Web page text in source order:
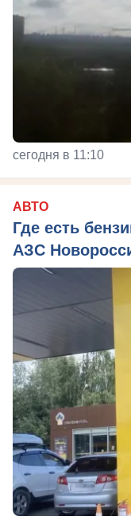
сегодня в 11:10
АВТО
Где есть
АЗС